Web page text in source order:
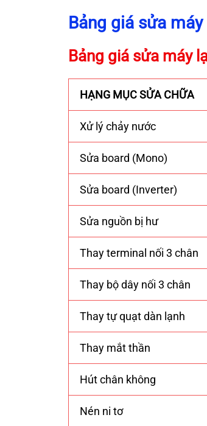
Bảng giá sửa
Bảng giá sửa máy
HẠNG MỤC SỬA CHỮA
Xử lý chảy nước
Sửa board (Mono)
Sửa board (Inverter)
Sửa nguồn bị hư
Thay terminal nối 3 chân
Thay bộ dây nối 3 chân
Thay tự quạt dàn lạnh
Thay mắt thần
Hút chân không
Nén ni tơ